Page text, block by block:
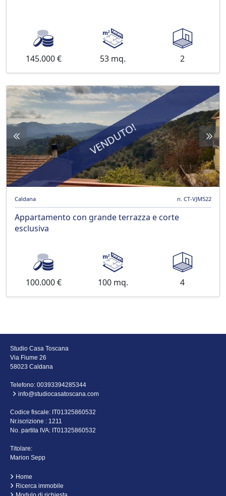
145.000 € 53 mq. 2
VENDUTO!
Caldana n. CT-VJM522
Appartamento con grande terrazza e corte
esclusiva
100.000 € 100 mq. 4
Studio Casa Toscana
Via Fiume 26
58023 Caldana
Telefono: 00393394285344
info@studiocasatoscana.com
Codice fiscale: IT01325860532
Nr.iscrizione : 1211
No. partita IVA: IT01325860532
Titolare:
Marion Sepp
Home
Ricerca immobile